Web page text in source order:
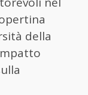
della